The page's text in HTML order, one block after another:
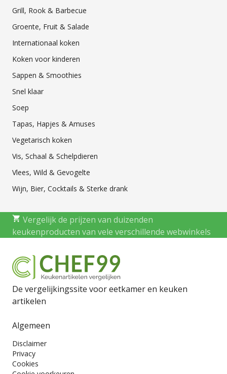
Grill, Rook & Barbecue
Groente, Fruit & Salade
Internationaal koken
Koken voor kinderen
Sappen & Smoothies
Snel klaar
Soep
Tapas, Hapjes & Amuses
Vegetarisch koken
Vis, Schaal & Schelpdieren
Vlees, Wild & Gevogelte
Wijn, Bier, Cocktails & Sterke drank
Vergelijk de prijzen van duizenden
keukenproducten van vele verschillende webwinkels
De vergelijkingssite voor eetkamer en keuken
artikelen
Algemeen
Disclaimer
Privacy
Cookies